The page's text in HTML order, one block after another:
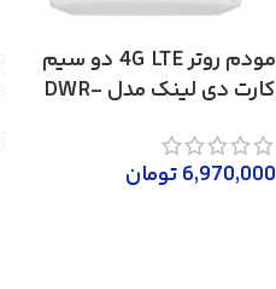
مودم روتر 4G LTE دو سیم
کارت دی لینک مدل DWR-
6,970,000تومان